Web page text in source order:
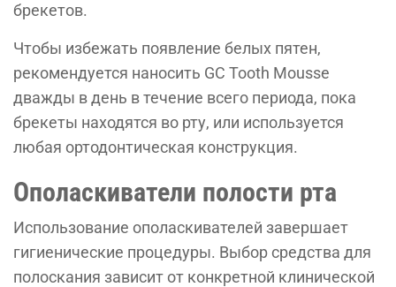
брекетов.
Чтобы избежать появление белых пятен,
рекомендуется наносить GC Tooth Mousse
дважды в день в течение всего периода, пока
брекеты находятся во рту, или используется
любая ортодонтическая конструкция.
Ополаскиватели полости рта
Использование ополаскивателей завершает
гигиенические процедуры. Выбор средства для
полоскания зависит от конкретной клинической